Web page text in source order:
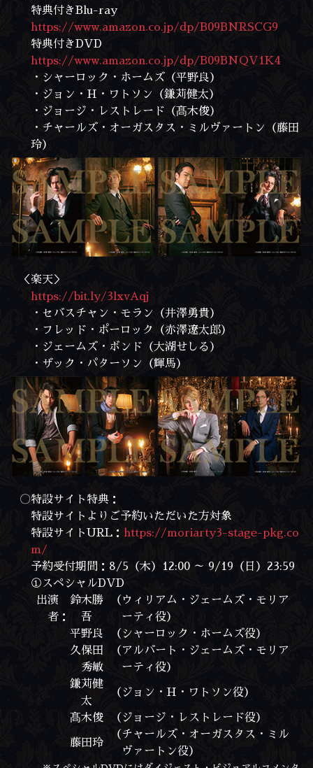
特典付きBlu-ray
https://www.amazon.co.jp/dp/B09BNRSCG9
特典付きDVD
https://www.amazon.co.jp/dp/B09BNQV1K4
・シャーロック・ホームズ（平野良）
・ジョン・H・ワトソン（鎌苅健太）
・ジョージ・レストレード（髙木俊）
・チャールズ・オーガスタス・ミルヴァートン（藤田
玲）
＜楽天＞
https://bit.ly/3lxvAqj
・セバスチャン・モラン（井澤勇貴）
・フレッド・ポーロック（赤澤遼太郎）
・ジェームズ・ボンド（大湖せしる）
・ザック・パターソン（輝馬）
〇特設サイト特典：
特設サイトよりご予約いただいた方対象
特設サイトURL：
https://moriarty3-stage-pkg.co
m/
予約受付期間：8/5（木）12:00 ～ 9/19（日）23:59
①スペシャルDVD
出演
者：
鈴木勝
吾
（ウィリアム・ジェームズ・モリア
ーティ役）
平野良
（シャーロック・ホームズ役）
久保田
秀敏
（アルバート・ジェームズ・モリア
ーティ役）
鎌苅健
太
（ジョン・H・ワトソン役）
髙木俊 （ジョージ・レストレード役）
藤田玲
（チャールズ・オーガスタス・ミル
ヴァートン役）